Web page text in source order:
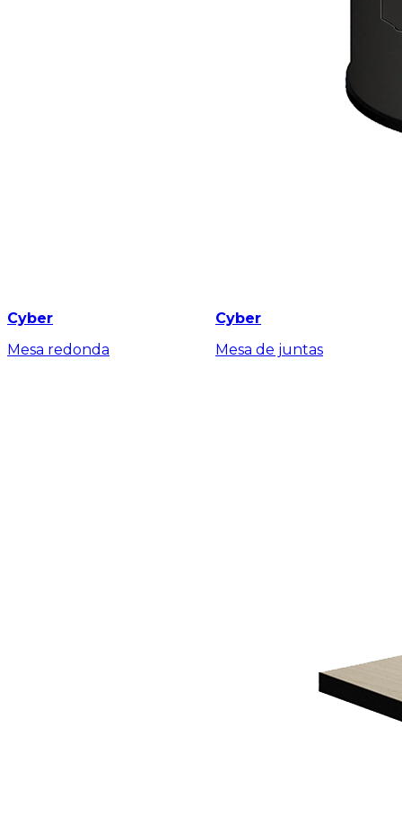
Cyber
Mesa redonda
Cyber
Mesa de juntas